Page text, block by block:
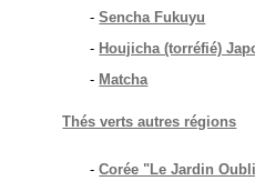
-Sencha Fukuyu
- Houjicha (torréfié)
- Matcha
Thés verts autres régions
-Corée "Le Jardin